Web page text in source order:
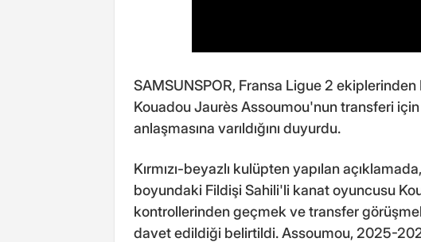
SAMSUNSPOR, Fransa Ligue 2
Kouadou Jaurès Assoumou'nun transferi
anlaşmasına varıldığını duyurdu.
Kırmızı-beyazlı kulüpten yapılan
boyundaki Fildişi Sahili'li kanat oyuncusu
kontrollerinden geçmek ve transfer
davet edildiği belirtildi. Assoumou, 2025-